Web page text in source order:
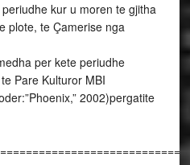
kur u moren te gjitha
plote, te Çamerise nga
per kete periudhe
Pare Kulturor MBI
2002)pergatite